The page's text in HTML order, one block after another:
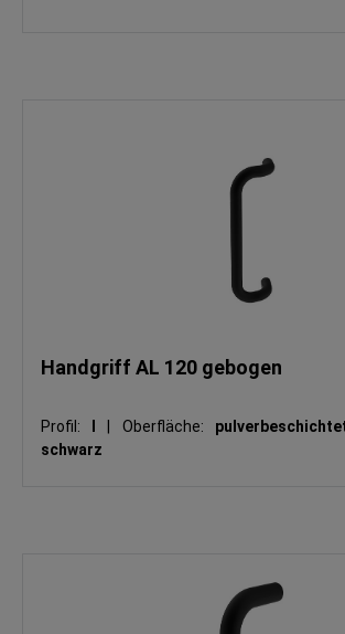
Handgriff AL 120 gebogen
Profil: Oberfläche:
schwarz